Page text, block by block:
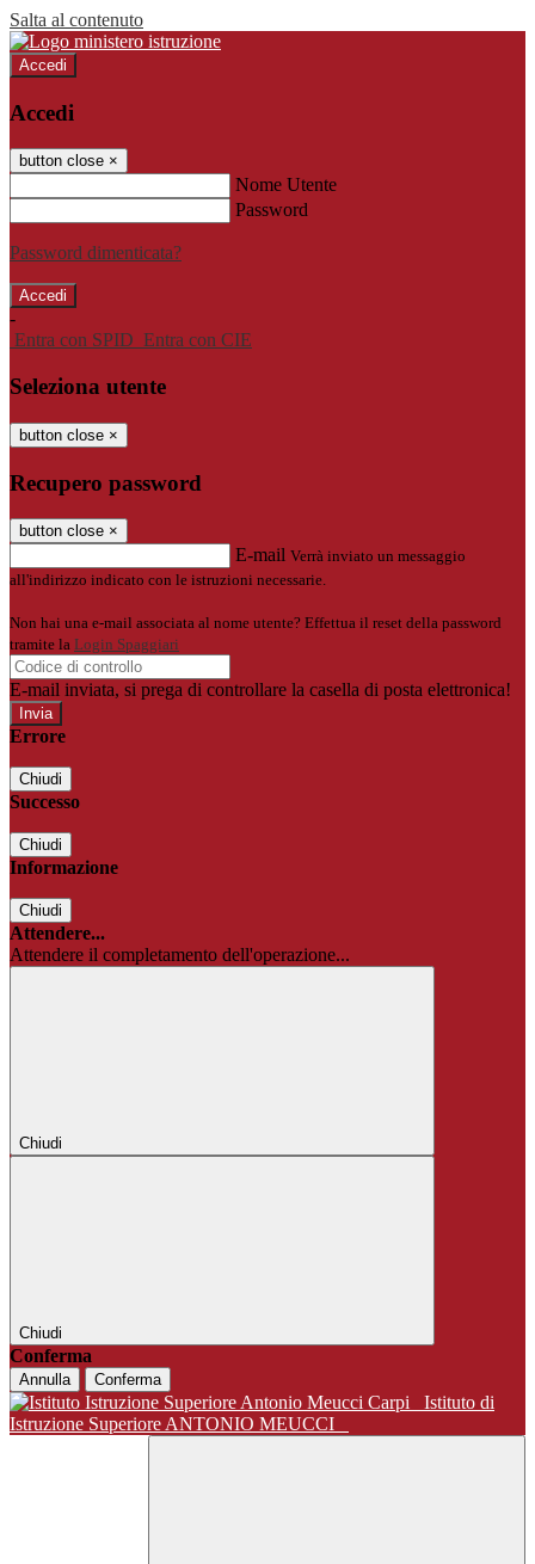
Salta al contenuto
Accedi
Accedi
button close ×
Nome Utente
Password
Password dimenticata?
-
Entra con SPID Entra con CIE
Seleziona utente
button close ×
Recupero password
button close ×
E-mail Verrà inviato un messaggio
all'indirizzo indicato con le istruzioni necessarie.
Non hai una e-mail associata al nome utente? Effettua il reset della password
tramite la Login Spaggiari
E-mail inviata, si prega di controllare la casella di posta elettronica!
Errore
Chiudi
Successo
Chiudi
Informazione
Chiudi
Attendere...
Attendere il completamento dell'operazione...
Chiudi
Chiudi
Conferma
Annulla Conferma
Istituto di
Istruzione Superiore ANTONIO MEUCCI